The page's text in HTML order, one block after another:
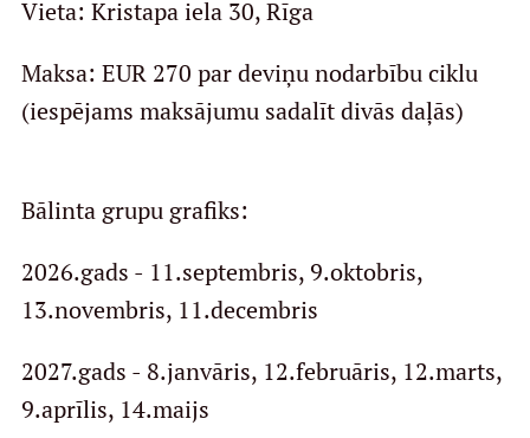
Vieta: Kristapa iela 30, Rīga
Maksa: EUR 270 par deviņu nodarbību ciklu
(iespējams maksājumu sadalīt divās daļās)
Bālinta grupu grafiks:
2026.gads - 11.septembris, 9.oktobris,
13.novembris, 11.decembris
2027.gads - 8.janvāris, 12.februāris, 12.marts,
9.aprīlis, 14.maijs